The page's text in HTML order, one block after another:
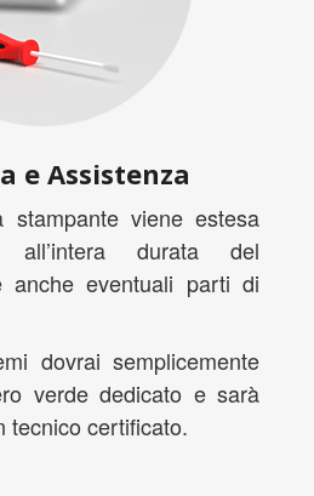
e Assistenza
stampante viene estesa
all’intera durata del
anche eventuali parti di
dovrai semplicemente
verde dedicato e sarà
tecnico certificato.